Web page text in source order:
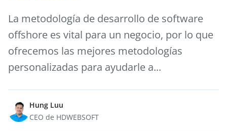
La metodología de desarrollo de software
offshore es vital para un negocio, por lo que
ofrecemos las mejores metodologías
personalizadas para ayudarle a...
Hung Luu
CEO de HDWEBSOFT